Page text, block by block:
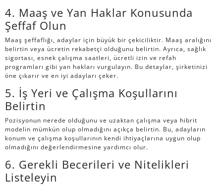
4. Maaş ve Yan Haklar Konusunda
Şeffaf Olun
Maaş şeffaflığı, adaylar için büyük bir çekiciliktir. Maaş aralığını
belirtin veya ücretin rekabetçi olduğunu belirtin. Ayrıca, sağlık
sigortası, esnek çalışma saatleri, ücretli izin ve refah
programları gibi yan hakları vurgulayın. Bu detaylar, şirketinizi
öne çıkarır ve en iyi adayları çeker.
5. İş Yeri ve Çalışma Koşullarını
Belirtin
Pozisyonun nerede olduğunu ve uzaktan çalışma veya hibrit
modelin mümkün olup olmadığını açıkça belirtin. Bu, adayların
konum ve çalışma koşullarının kendi ihtiyaçlarına uygun olup
olmadığını değerlendirmesine yardımcı olur.
6. Gerekli Becerileri ve Nitelikleri
Listeleyin